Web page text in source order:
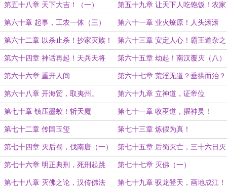
第五十八章 天下大吉！（一） 第五十九章 让天下人吃饱饭！农家
出世（二）
第六十章 起事，工农一体（三） 第六十一章 业火燎原！人头滚滚
（四）
第六十二章 以杀止杀！抄家灭族！
（五）
第六十三章 安定人心！霸王道杂之
（六）
第六十四章 神话再起！天兵天将
（七）
第六十五章 劫起！南汉覆灭（八）
第六十六章 重开人间 第六十七章 荒淫无道？垂拱而治？
攻略安南！
第六十八章 开海贸，取夷州。 第六十九章 立神道，证帝位
第七十章 镇压墨蛟！斩天魔 第七十一章 收巫道，擢神灵！
第七十二章 传国玉玺 第七十三章 炼假为真！
第七十四章 灭后蜀，伐南唐（一） 第七十五章 后蜀灭亡，三十六日灭
国。
第七十六章 明正典刑，死刑起跳 第七十七章 灭佛（一）
第七十八章 灭佛之论，汉传佛法 第七十九章 驭龙登天，画地成江！